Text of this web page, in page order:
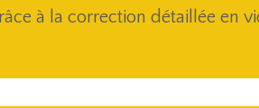
à la correction détaillée en